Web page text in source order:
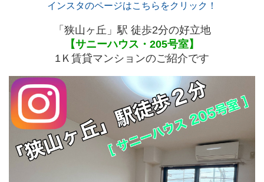
インスタのページはこちらをクリック！
「 狭山ヶ丘」駅 徒歩2分の好立地
【サニーハウス・205号室】
1Ｋ賃貸マンションのご紹介です